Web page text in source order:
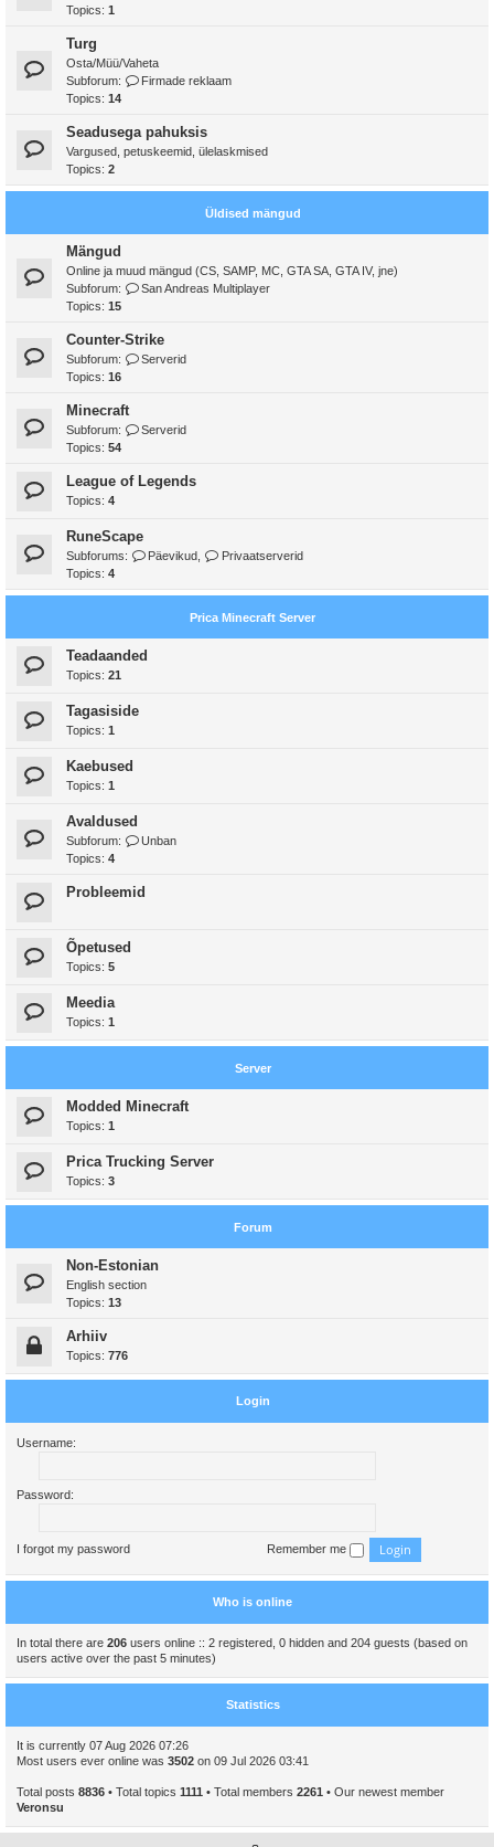
Topics: 1
Turg
Osta/Müü/Vaheta
Subforum:
Firmade reklaam
Topics: 14
Seadusega pahuksis
Vargused, petuskeemid, ülelaskmised
Topics: 2
Üldised mängud
Mängud
Online ja muud mängud (CS, SAMP, MC, GTA SA, GTA IV, jne)
Subforum:
San Andreas Multiplayer
Topics: 15
Counter-Strike
Subforum:
Serverid
Topics: 16
Minecraft
Subforum:
Serverid
Topics: 54
League of Legends
Topics: 4
RuneScape
Subforums: Päevikud
Privaatserverid
Topics: 4
Prica Minecraft Server
Teadaanded
Topics: 21
Tagasiside
Topics: 1
Kaebused
Topics: 1
Avaldused
Subforum:
Unban
Topics: 4
Probleemid
Õpetused
Topics: 5
Meedia
Topics: 1
Server
Modded Minecraft
Topics: 1
Prica Trucking Server
Topics: 3
Forum
Non-Estonian
English section
Topics: 13
Arhiiv
Topics: 776
Login
Username:
Password:
I forgot my password Remember me
Who is online
In total there are 206 users online :: 2 registered, 0 hidden and 204 guests (based on
users active over the past 5 minutes)
Statistics
It is currently 07 Aug 2026 07:26
Most users ever online was 3502 on 09 Jul 2026 03:41
Total posts 8836 • Total topics 1111 • Total members 2261 • Our newest member
Veronsu